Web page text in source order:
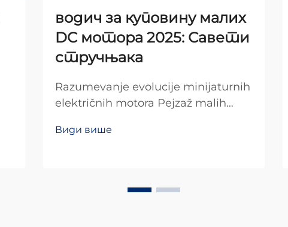
водич за куповину малих
DC мотора 2025: Савети
стручњака
Razumevanje evolucije minijaturnih
električnih motora Pejzaž malih
promenio tokom poslednje
Види више